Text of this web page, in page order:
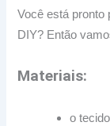
Você está pronto
DIY? Então
Materiais:
o